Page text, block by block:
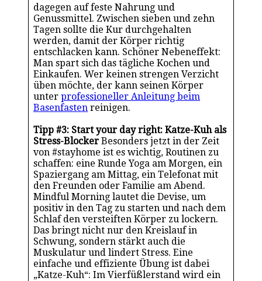
dagegen auf feste Nahrung und
Genussmittel. Zwischen sieben und zehn
Tagen sollte die Kur durchgehalten
werden, damit der Körper richtig
entschlacken kann. Schöner Nebeneffekt:
Man spart sich das tägliche Kochen und
Einkaufen. Wer keinen strengen Verzicht
üben möchte, der kann seinen Körper
unter professioneller Anleitung beim
Basenfasten reinigen.
Tipp #3: Start your day right: Katze-Kuh als
Stress-Blocker Besonders jetzt in der Zeit
von #stayhome ist es wichtig, Routinen zu
schaffen: eine Runde Yoga am Morgen, ein
Spaziergang am Mittag, ein Telefonat mit
den Freunden oder Familie am Abend.
Mindful Morning lautet die Devise, um
positiv in den Tag zu starten und nach dem
Schlaf den versteiften Körper zu lockern.
Das bringt nicht nur den Kreislauf in
Schwung, sondern stärkt auch die
Muskulatur und lindert Stress. Eine
einfache und effiziente Übung ist dabei
„Katze-Kuh“: Im Vierfüßlerstand wird ein